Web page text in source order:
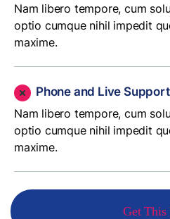
Nam libero tempore, cum
optio cumque nihil impedit
maxime.
Phone and Live Support
Nam libero tempore, cum
optio cumque nihil impedit
maxime.
Get This